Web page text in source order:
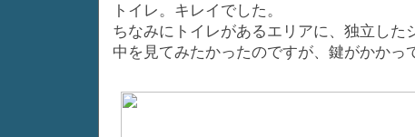
トイレ。キレイでした。
ちなみにトイレがあるエリアに、独立した
中を見てみたかったのですが、鍵がかかっ